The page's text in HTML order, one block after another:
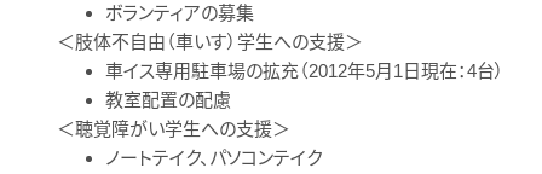
ボランティアの募集
＜肢体不自由（車いす）学生への支援＞
車イス専用駐車場の拡充（2012年5月1日現在：4台）
教室配置の配慮
＜聴覚障がい学生への支援＞
ノートテイク、パソコンテイク